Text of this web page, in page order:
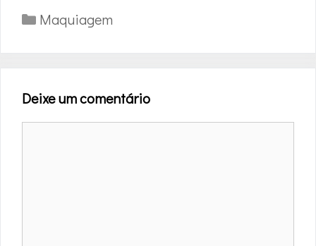
Categorias
Maquiagem
Deixe um comentário